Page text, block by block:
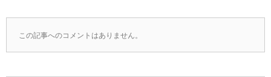
この記事へのコメントはありません。